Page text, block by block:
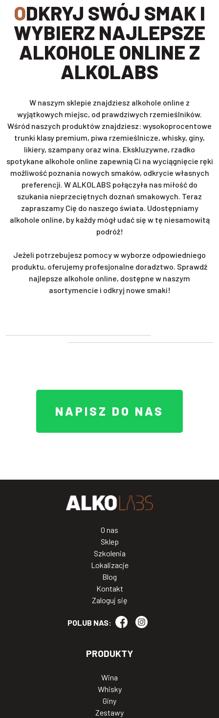
ODKRYJ SWÓJ SMAK I
WYBIERZ NAJLEPSZE
ALKOHOLE ONLINE Z
ALKOLABS
W naszym sklepie znajdziesz alkohole online z
wyjątkowych miejsc, od prawdziwych rzemieślników.
Wśród naszych produktów znajdziesz: wysokoprocentowe
trunki klasy premium, piwa rzemieślnicze, whisky, giny,
likiery, szampany oraz wina. Ekskluzywne, rzadko
spotykane alkohole online zapewnią Ci na wyciągnięcie ręki
możliwość poznania nowych smaków, odkrycie własnych
preferencji. W ALKOLABS połączyła nas miłość do
szukania nieprzeciętnych doznań smakowych. Teraz
zapraszamy Cię do naszego świata. Udostępniamy
alkohole online, by każdy mógł udać się w tę niesamowitą
podróż!
Jeżeli potrzebujesz pomocy w wyborze odpowiedniego
produktu, oferujemy profesjonalne doradztwo. Sprawdź
najlepsze alkohole online, dostępne w naszym
asortymencie i odkryj nowe smaki!
NAPISZ DO NAS
O nas
Sklep
Szkolenia
Lokalizacje
Blog
Kontakt
Zaloguj się
POLUB NAS:
PRODUKTY
Wina
Whisky
Giny
Zestawy